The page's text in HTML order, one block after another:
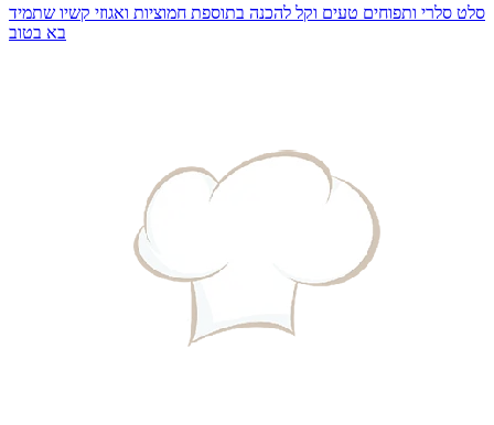
סלט סלרי ותפוחים טעים וקל להכנה בתוספת חמוציות ואגוזי קשיו שתמיד
בא בטוב